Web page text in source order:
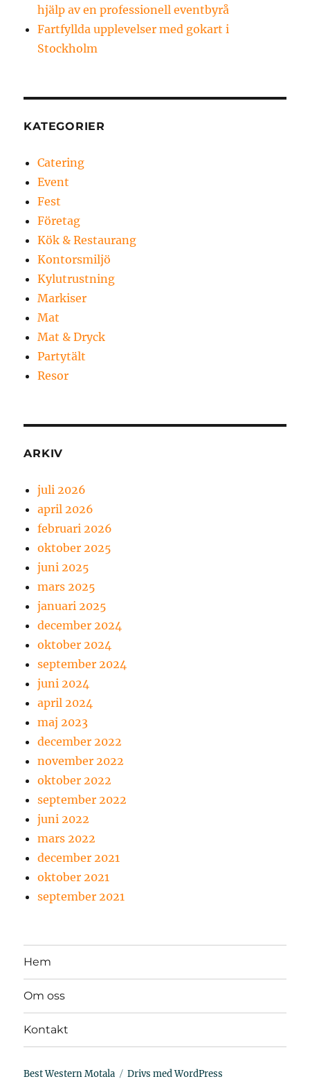
hjälp av en professionell eventbyrå
Fartfyllda upplevelser med gokart i
Stockholm
KATEGORIER
Catering
Event
Fest
Företag
Kök & Restaurang
Kontorsmiljö
Kylutrustning
Markiser
Mat
Mat & Dryck
Partytält
Resor
ARKIV
juli 2026
april 2026
februari 2026
oktober 2025
juni 2025
mars 2025
januari 2025
december 2024
oktober 2024
september 2024
juni 2024
april 2024
maj 2023
december 2022
november 2022
oktober 2022
september 2022
juni 2022
mars 2022
december 2021
oktober 2021
september 2021
Hem
Om oss
Kontakt
Best Western Motala Drivs med WordPress